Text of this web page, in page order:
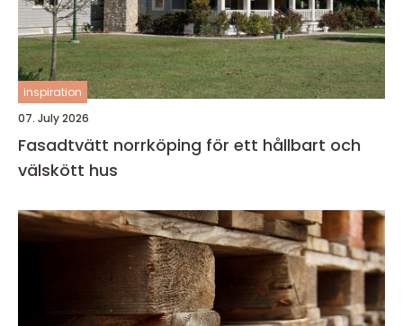
inspiration
07. July 2026
Fasadtvätt norrköping för ett hållbart och
välskött hus